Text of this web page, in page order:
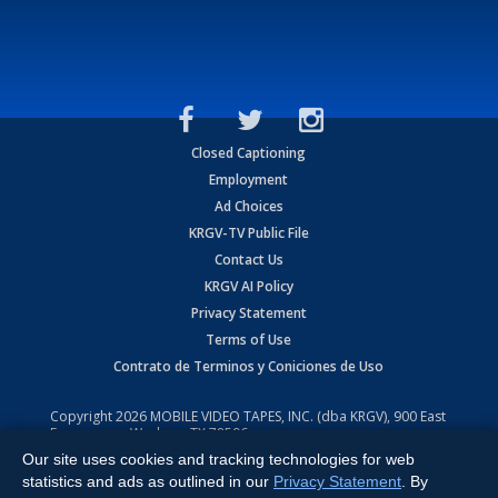
Closed Captioning
Employment
Ad Choices
KRGV-TV Public File
Contact Us
KRGV AI Policy
Privacy Statement
Terms of Use
Contrato de Terminos y Coniciones de Uso
Copyright2026 MOBILE VIDEO TAPES, INC. (dba KRGV), 900 East
Expressway, Weslaco, TX 78596.
All Rights Reserved. Powered by:Ruby Shore Software
Our site uses cookies and tracking technologies for web
statistics and ads as outlined in our Privacy Statement . By